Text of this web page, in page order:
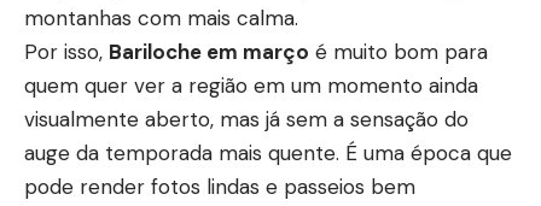
montanhas com mais calma.
Por isso, Bariloche em março é muito bom para
quem quer ver a região em um momento ainda
visualmente aberto, mas já sem a sensação do
auge da temporada mais quente. É uma época que
pode render fotos lindas e passeios bem